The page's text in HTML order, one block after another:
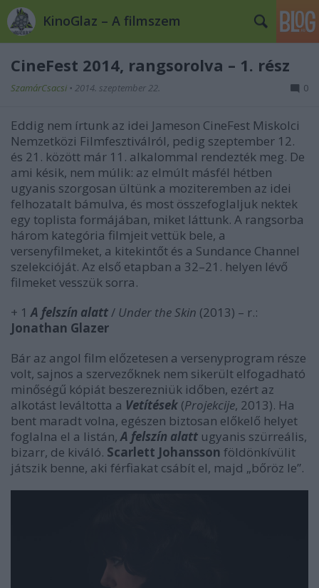
KinoGlaz – A filmszem
CineFest 2014, rangsorolva – 1. rész
SzamárCsacsi • 2014. szeptember 22. 0
Eddig nem írtunk az idei Jameson CineFest Miskolci
Nemzetközi Filmfesztiválról, pedig szeptember 12.
és 21. között már 11. alkalommal rendezték meg. De
ami késik, nem múlik: az elmúlt másfél hétben
ugyanis szorgosan ültünk a moziteremben az idei
felhozatalt bámulva, és most összefoglaljuk nektek
egy toplista formájában, miket láttunk. A rangsorba
három kategória filmjeit vettük bele, a
versenyfilmeket, a kitekintőt és a Sundance Channel
szelekcióját. Az első etapban a 32–21. helyen lévő
filmeket vesszük sorra.
+ 1A felszín alatt/ Under the Skin (2013) – r.:
Jonathan Glazer
Bár az angol film előzetesen a versenyprogram része
volt, sajnos a szervezőknek nem sikerült elfogadható
minőségű kópiát beszerezniük időben, ezért az
alkotást leváltotta a Vetítések (Projekcije, 2013). Ha
bent maradt volna, egészen biztosan előkelő helyet
foglalna el a listán,A felszín alatt ugyanis szürreális,
bizarr, de kiváló. Scarlett Johansson földönkívülit
játszik benne, aki férfiakat csábít el, majd „bőröz le”.